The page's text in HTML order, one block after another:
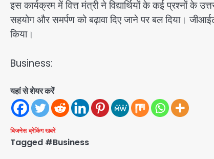
इस कार्यक्रम में वित्त मंत्री ने विद्यार्थियों के कई
सहयोग और समर्पण को बढ़ावा दिए जाने पर बल दिया।
किया।
Business:
यहां से शेयर करें
बिजनेस ब्रेकिंग खबरें
Tagged #Business